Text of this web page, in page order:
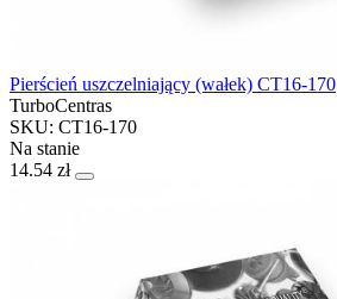
Pierścień uszczelniający (wałek) CT16-170
TurboCentras
SKU: CT16-170
Na stanie
14.54 zł